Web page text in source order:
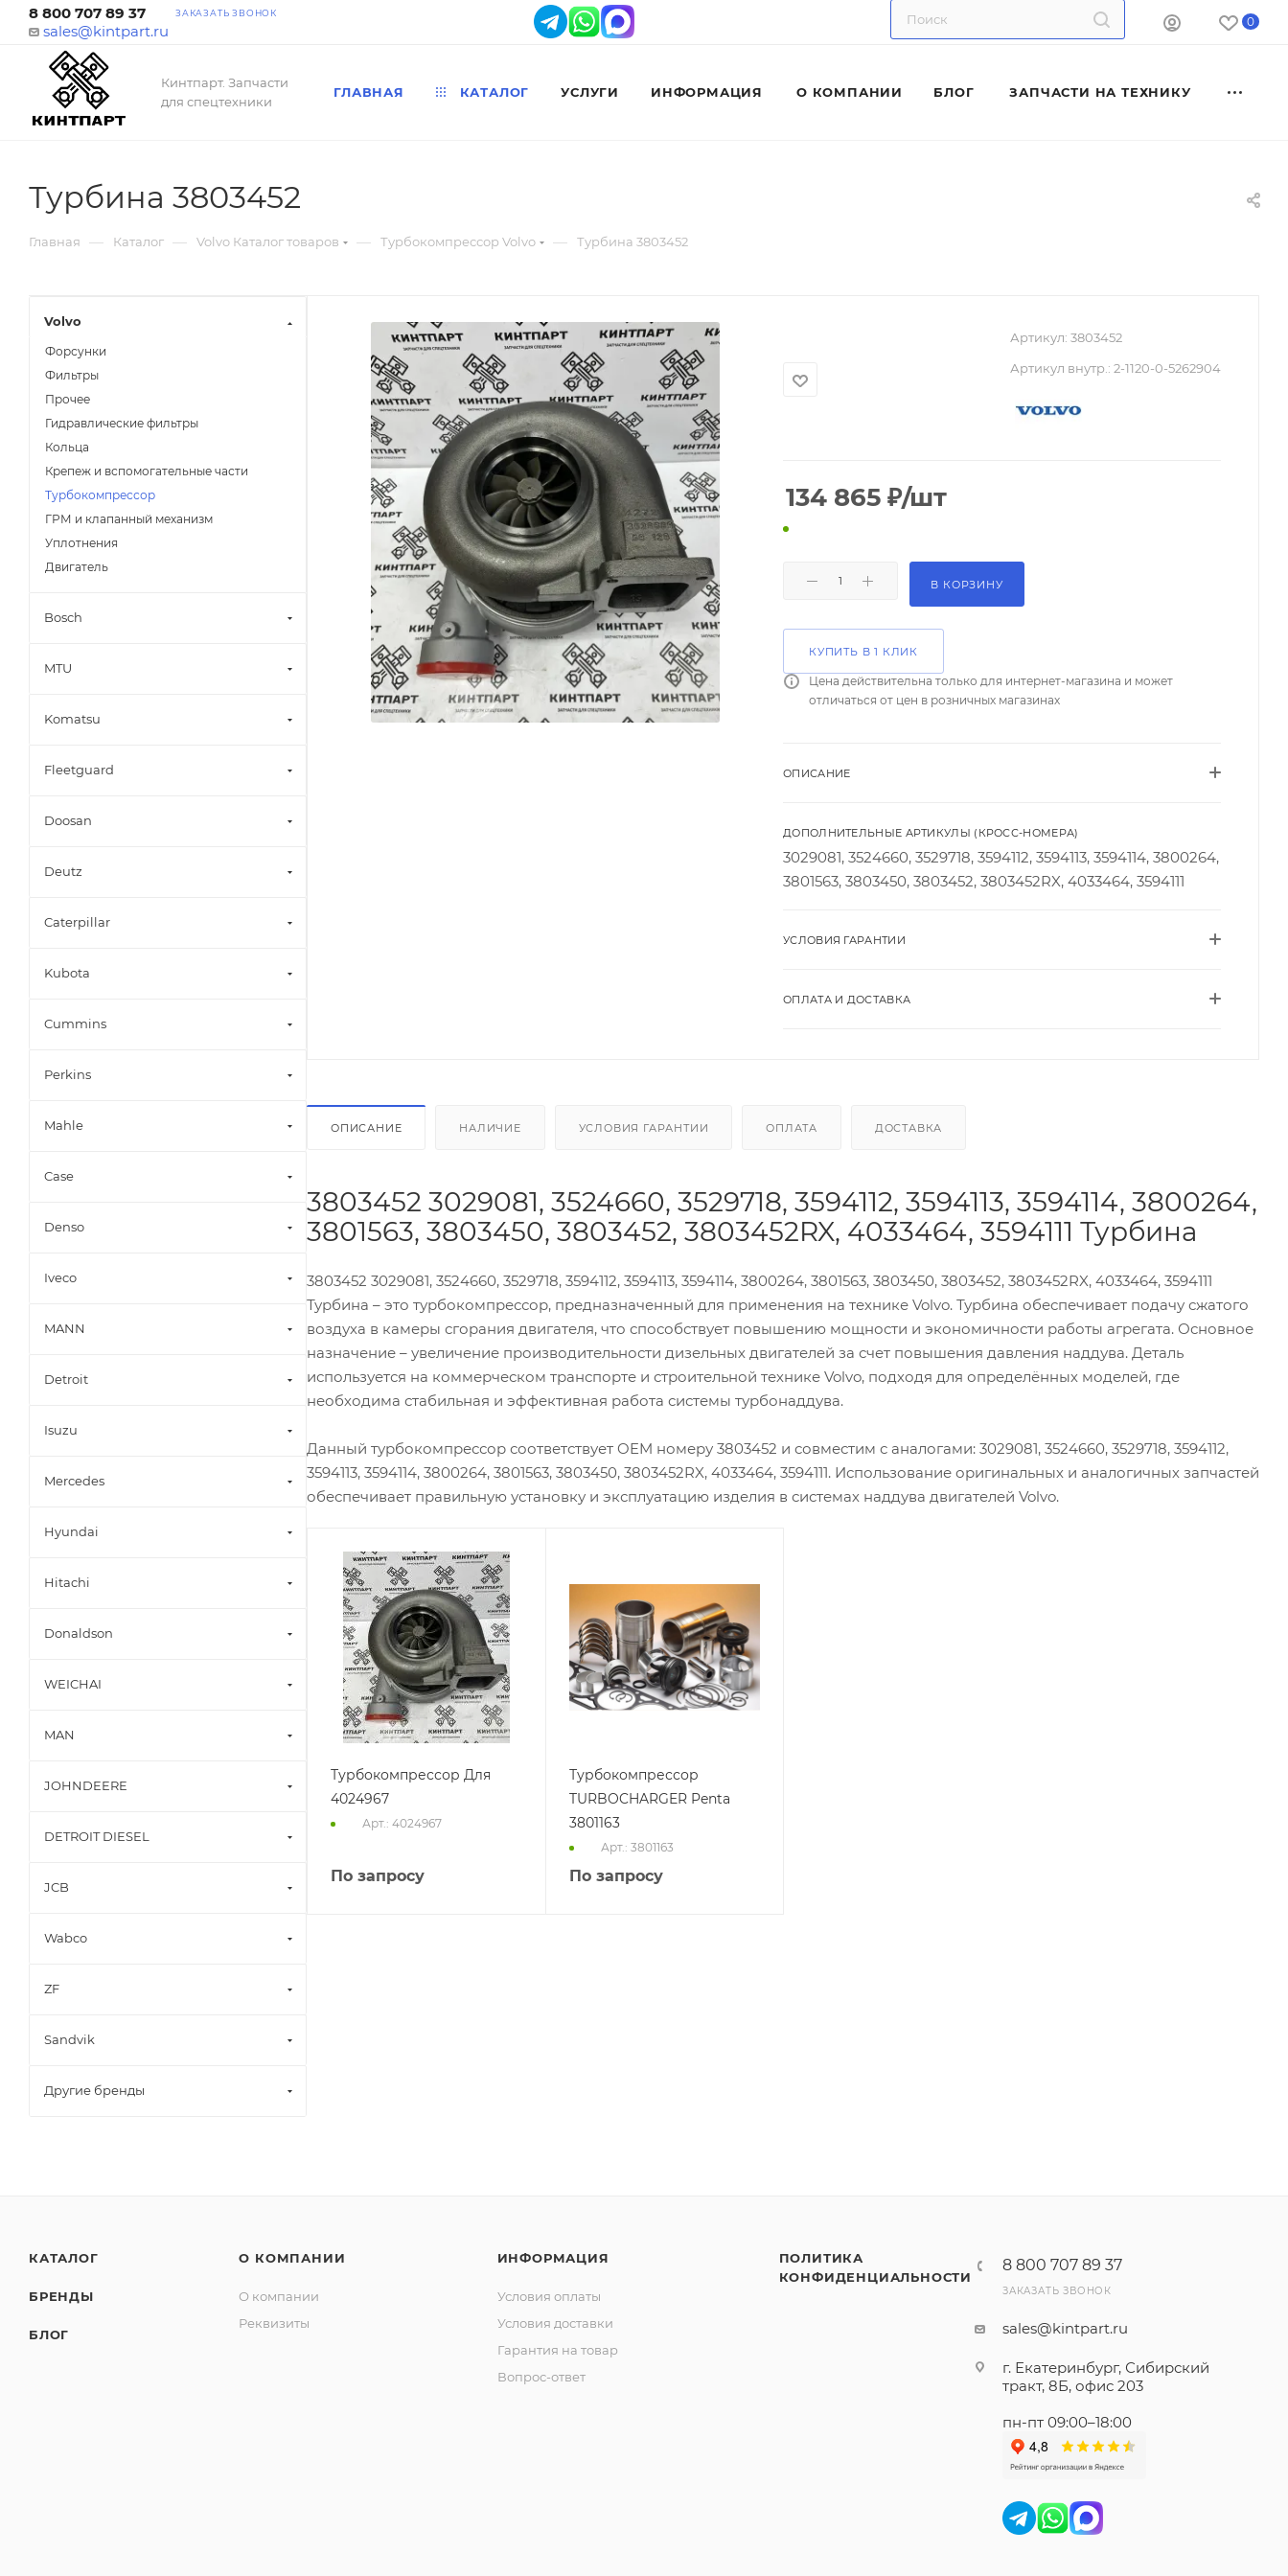
8 800 707 89 37 ЗАКАЗАТЬ ЗВОНОК
sales@kintpart.ru
0
Кинтпарт. Запчасти
для спецтехники
ГЛАВНАЯ КАТАЛОГ УСЛУГИ ИНФОРМАЦИЯ О КОМПАНИИ БЛОГ ЗАПЧАСТИ НА ТЕХНИКУ
Турбина 3803452
Главная — Каталог — Volvo Каталог товаров — Турбокомпрессор Volvo — Турбина 3803452
Артикул: 3803452
Артикул внутр.: 2-1120-0-5262904
134 865 ₽/шт
В КОРЗИНУ
КУПИТЬ В 1 КЛИК
Цена действительна только для интернет-магазина и может
отличаться от цен в розничных магазинах
ОПИСАНИЕ
ДОПОЛНИТЕЛЬНЫЕ АРТИКУЛЫ (КРОСС-НОМЕРА)
3029081, 3524660, 3529718, 3594112, 3594113, 3594114, 3800264,
3801563, 3803450, 3803452, 3803452RX, 4033464, 3594111
УСЛОВИЯ ГАРАНТИИ
ОПЛАТА И ДОСТАВКА
ОПИСАНИЕ НАЛИЧИЕ УСЛОВИЯ ГАРАНТИИ ОПЛАТА ДОСТАВКА
3803452 3029081, 3524660, 3529718, 3594112, 3594113, 3594114, 3800264,
3801563, 3803450, 3803452, 3803452RX, 4033464, 3594111 Турбина
3803452 3029081, 3524660, 3529718, 3594112, 3594113, 3594114, 3800264, 3801563, 3803450, 3803452, 3803452RX, 4033464, 3594111
Турбина – это турбокомпрессор, предназначенный для применения на технике Volvo. Турбина обеспечивает подачу сжатого
воздуха в камеры сгорания двигателя, что способствует повышению мощности и экономичности работы агрегата. Основное
назначение – увеличение производительности дизельных двигателей за счет повышения давления наддува. Деталь
используется на коммерческом транспорте и строительной технике Volvo, подходя для определённых моделей, где
необходима стабильная и эффективная работа системы турбонаддува.
Данный турбокомпрессор соответствует OEM номеру 3803452 и совместим с аналогами: 3029081, 3524660, 3529718, 3594112,
3594113, 3594114, 3800264, 3801563, 3803450, 3803452RX, 4033464, 3594111. Использование оригинальных и аналогичных запчастей
обеспечивает правильную установку и эксплуатацию изделия в системах наддува двигателей Volvo.
Турбокомпрессор Для
4024967
Арт.: 4024967
По запросу
Турбокомпрессор
TURBOCHARGER Penta
3801163
Арт.: 3801163
По запросу
Volvo
Форсунки
Фильтры
Прочее
Гидравлические фильтры
Кольца
Крепеж и вспомогательные части
Турбокомпрессор
ГРМ и клапанный механизм
Уплотнения
Двигатель
Bosch
MTU
Komatsu
Fleetguard
Doosan
Deutz
Caterpillar
Kubota
Cummins
Perkins
Mahle
Case
Denso
Iveco
MANN
Detroit
Isuzu
Mercedes
Hyundai
Hitachi
Donaldson
WEICHAI
MAN
JOHNDEERE
DETROIT DIESEL
JCB
Wabco
ZF
Sandvik
Другие бренды
КАТАЛОГ
БРЕНДЫ
БЛОГ
О КОМПАНИИ
О компании
Реквизиты
ИНФОРМАЦИЯ
Условия оплаты
Условия доставки
Гарантия на товар
Вопрос-ответ
ПОЛИТИКА
КОНФИДЕНЦИАЛЬНОСТИ
8 800 707 89 37
ЗАКАЗАТЬ ЗВОНОК
sales@kintpart.ru
г. Екатеринбург, Сибирский
тракт, 8Б, офис 203
пн-пт 09:00–18:00